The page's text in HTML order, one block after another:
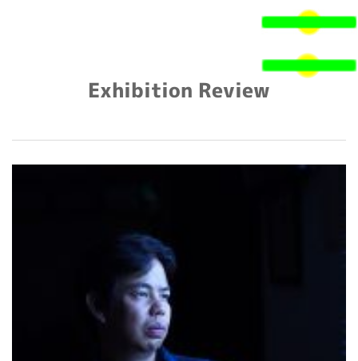
検
Exhibition Review